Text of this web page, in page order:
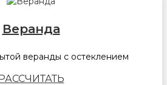
Веранда
веранды с остеклением